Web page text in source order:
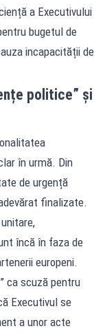
a Executivului
bugetul de
incapacității de
politice” și
în urmă. Din
de urgență
finalizate.
încă în faza de
europeni.
ca scuză pentru
Executivul se
a unor acte